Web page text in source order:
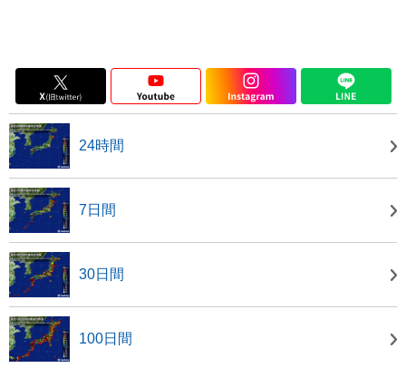
24時間
7日間
30日間
100日間